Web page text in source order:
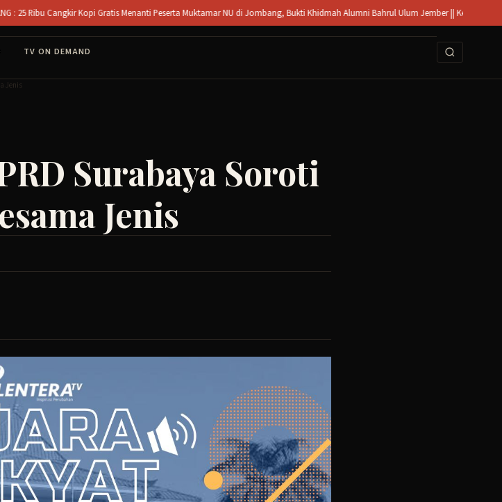
Cangkir Kopi Gratis Menanti Peserta Muktamar NU di Jombang, Bukti Khidmah Alumni Bahrul Ulum Jember || Kecelakaan di
TV ON DEMAND
Jenis
Surabaya Soroti
Jenis